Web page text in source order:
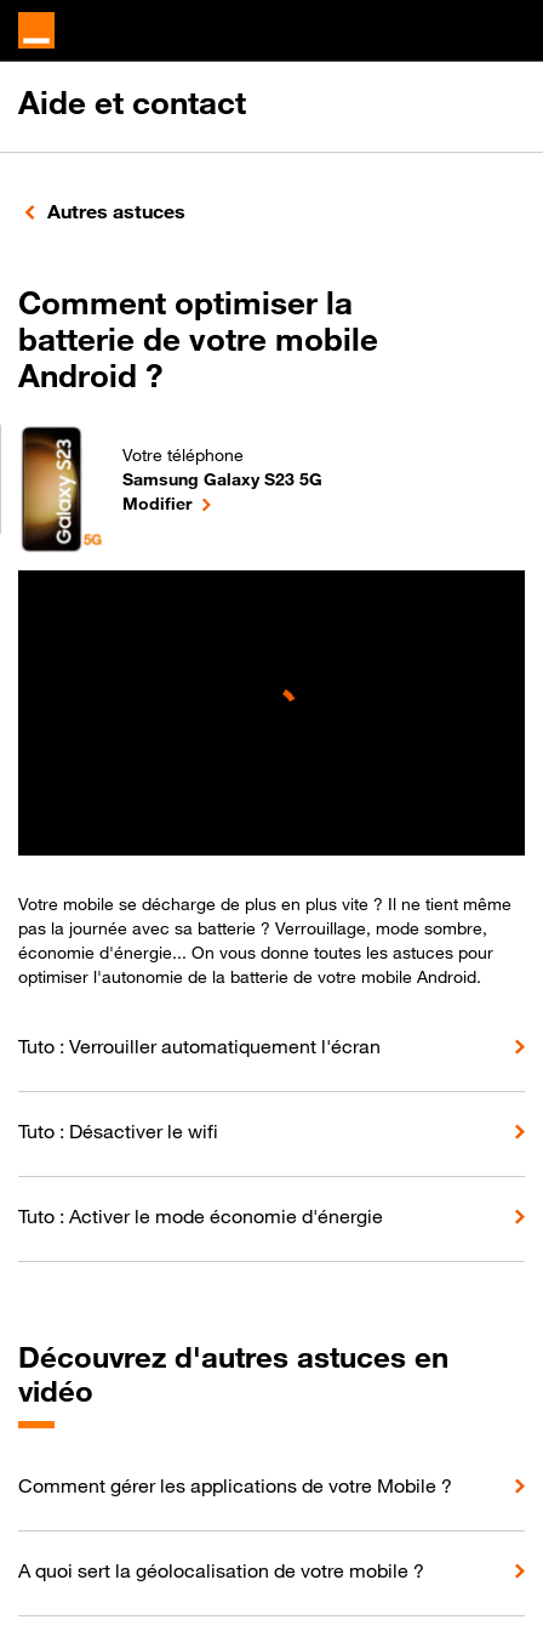
Aide et contact
Autres astuces
Comment optimiser la
batterie de votre mobile
Android ?
Votre téléphone
Samsung Galaxy S23 5G
Comment optimiser la batterie de votre mobile
Modifierle téléphone sélectionné
Votre mobile se décharge de plus en plus vite ? Il ne tient même
pas la journée avec sa batterie ? Verrouillage, mode sombre,
économie d'énergie... On vous donne toutes les astuces pour
optimiser l'autonomie de la batterie de votre mobile Android.
Tuto : Verrouiller automatiquement l'écran
Tuto : Désactiver le wifi
Tuto : Activer le mode économie d'énergie
Découvrez d'autres astuces en
vidéo
Comment gérer les applications de votre Mobile ?
A quoi sert la géolocalisation de votre mobile ?